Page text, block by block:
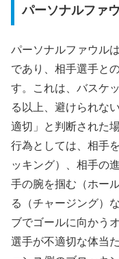
パーソナルファ
パーソナルファウル
であり、相手選手と
す。これは、バスケ
る以上、避けられな
適切」と判断された
行為としては、相手
ッキング）、相手の
手の腕を掴む（ホー
る（チャージング）
ブでゴールに向かう
選手が不適切な体当